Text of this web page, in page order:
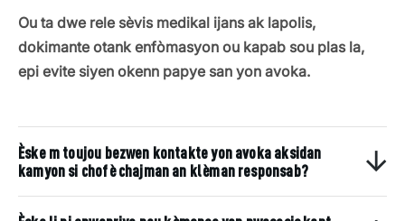
Ou ta dwe rele sèvis medikal ijans ak lapolis,
dokimante otank enfòmasyon ou kapab sou plas la,
epi evite siyen okenn papye san yon avoka.
Èske m toujou bezwen kontakte yon avoka aksidan
kamyon si chofè chajman an klèman responsab?